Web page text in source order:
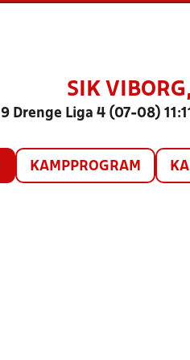
SIK
Drenge Liga 4 (07-08)
KAMPPROGRAM